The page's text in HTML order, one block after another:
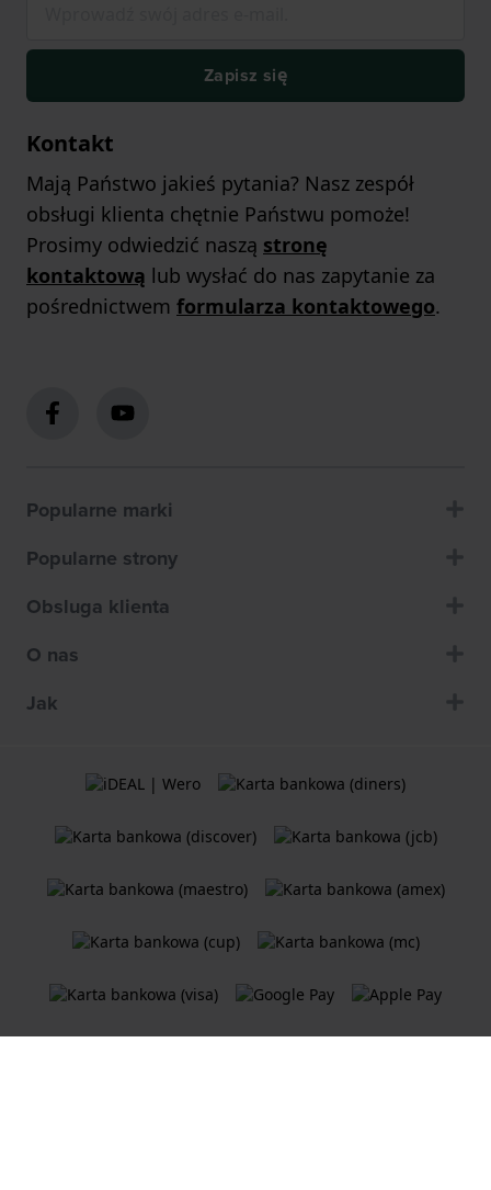
Zapisz się
Kontakt
Mają Państwo jakieś pytania? Nasz zespół
obsługi klienta chętnie Państwu pomoże!
Prosimy odwiedzić naszą stronę
kontaktową lub wysłać do nas zapytanie za
pośrednictwem formularza kontaktowego.
Popularne marki
Popularne strony
Obsluga klienta
O nas
Jak